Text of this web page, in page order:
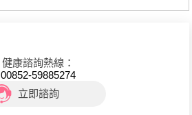
健康諮詢熱線：
00852-59885274
立即諮詢